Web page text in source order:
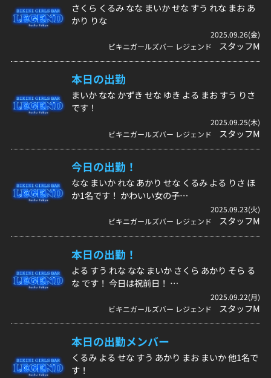
さくら くるみ なな まいか せな すう れな まお あ
かり りな
2025.09.26(金)
ビキニガールズバー レジェンド
スタッフM
本日の出勤
まいか なな かずき せな ゆき よる まお すう りさ
です！
2025.09.25(木)
ビキニガールズバー レジェンド
スタッフM
今日の出勤！
なな まいか れな あかり せな くるみ よる りさ ほ
か1名です！ かわいい女の子…
2025.09.23(火)
ビキニガールズバー レジェンド
スタッフM
本日の出勤！
よる すう れな なな まいか さくら あかり そら る
な です！ 今日は祝前日！ …
2025.09.22(月)
ビキニガールズバー レジェンド
スタッフM
本日の出勤メンバー
くるみ よる せな すう あかり まお まいか 他1名で
す！